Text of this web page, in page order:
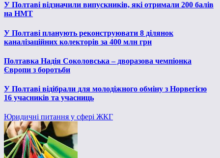
У Полтаві відзначили випускників, які отримали 200 балів
на НМТ
У Полтаві планують реконструювати 8 ділянок
каналізаційних колекторів за 400 млн грн
Полтавка Надія Соколовська – дворазова чемпіонка
Європи з боротьби
У Полтаві відібрали для молодіжного обміну з Норвегією
16 учасників та учасниць
Юридичні питання у сфері ЖКГ